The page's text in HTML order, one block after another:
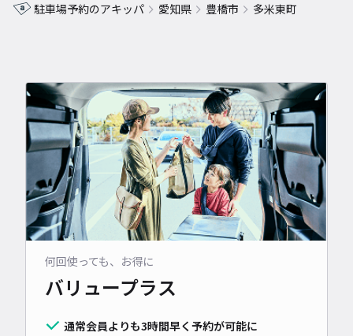
駐車場予約のアキッパ 愛知県 豊橋市 多米東町
何回使っても、お得に
バリュープラス
通常会員よりも3時間早く予約が可能に